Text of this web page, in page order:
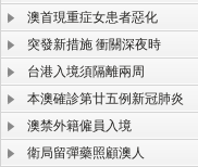
澳首現重症女患者惡化
突發新措施 衝關深夜時
台港入境須隔離兩周
本澳確診第廿五例新冠肺炎
澳禁外籍僱員入境
衛局留彈藥照顧澳人